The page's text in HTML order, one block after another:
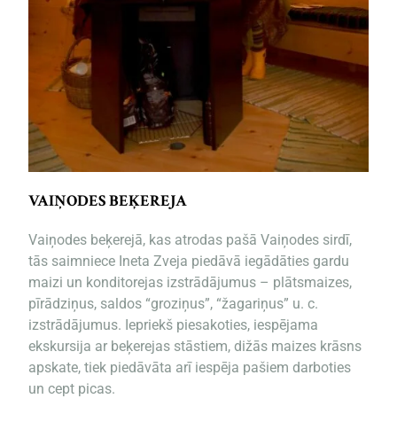
VAIŅODES BEĶEREJA
Vaiņodes beķerejā, kas atrodas pašā Vaiņodes sirdī,
tās saimniece Ineta Zveja piedāvā iegādāties gardu
maizi un konditorejas izstrādājumus – plātsmaizes,
pīrādziņus, saldos “groziņus”, “žagariņus” u. c.
izstrādājumus. Iepriekš piesakoties, iespējama
ekskursija ar beķerejas stāstiem, dižās maizes krāsns
apskate, tiek piedāvāta arī iespēja pašiem darboties
un cept picas.